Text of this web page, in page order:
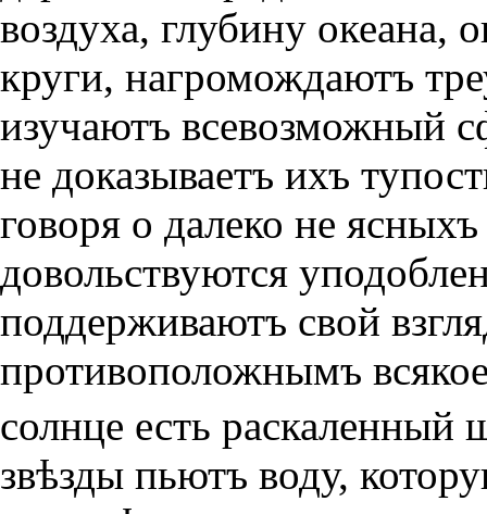
воздуха, глубину океана,
круги, нагромождаютъ
изучаютъ всевозможный
не доказываетъ ихъ
говоря о далеко не
довольствуются
поддерживаютъ свой
противоположнымъ
солнце есть раскаленный
звѣзды пьютъ воду,